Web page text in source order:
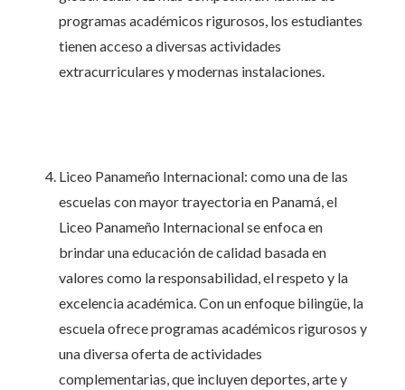
programas académicos rigurosos, los estudiantes
tienen acceso a diversas actividades
extracurriculares y modernas instalaciones.
Liceo Panameño Internacional: como una de las
escuelas con mayor trayectoria en Panamá, el
Liceo Panameño Internacional se enfoca en
brindar una educación de calidad basada en
valores como la responsabilidad, el respeto y la
excelencia académica. Con un enfoque bilingüe, la
escuela ofrece programas académicos rigurosos y
una diversa oferta de actividades
complementarias, que incluyen deportes, arte y